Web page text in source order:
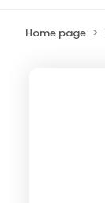
Home page